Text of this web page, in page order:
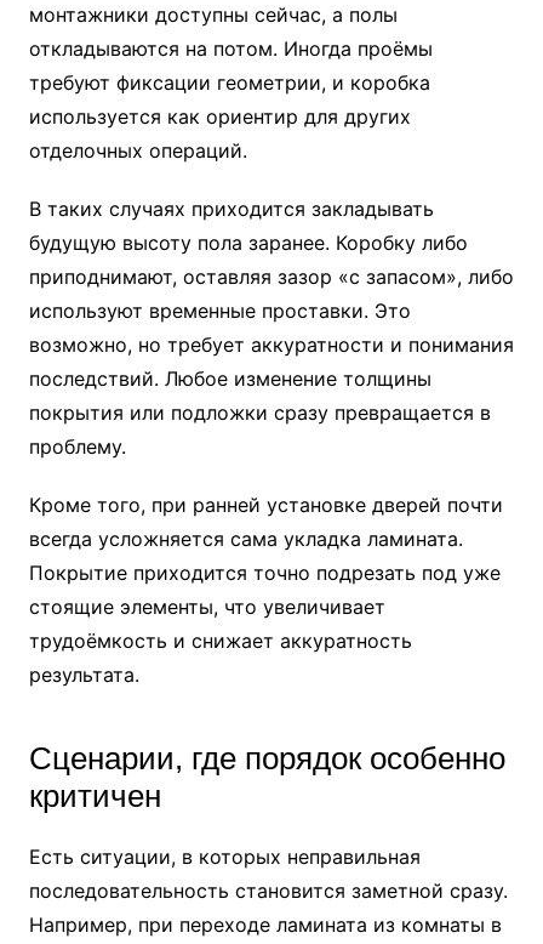
монтажники доступны сейчас, а полы
откладываются на потом. Иногда проёмы
требуют фиксации геометрии, и коробка
используется как ориентир для других
отделочных операций.
В таких случаях приходится закладывать
будущую высоту пола заранее. Коробку либо
приподнимают, оставляя зазор «с запасом», либо
используют временные проставки. Это
возможно, но требует аккуратности и понимания
последствий. Любое изменение толщины
покрытия или подложки сразу превращается в
проблему.
Кроме того, при ранней установке дверей почти
всегда усложняется сама укладка ламината.
Покрытие приходится точно подрезать под уже
стоящие элементы, что увеличивает
трудоёмкость и снижает аккуратность
результата.
Сценарии, где порядок особенно
критичен
Есть ситуации, в которых неправильная
последовательность становится заметной сразу.
Например, при переходе ламината из комнаты в